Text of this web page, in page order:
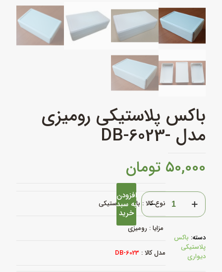
باکس پلاستیکی رومیزی
مدل -DB-6023
۵۰,۰۰۰ تومان
نوع کالا : باکس پلاستیکی
مزایا : رومیزی
مدل کالا : DB-6023
باکس
پلاستیکی
رومیزی
DB-
6023
عدد
افزودن
به سبد
خرید
دسته: باکس
پلاستیکی
دیواری